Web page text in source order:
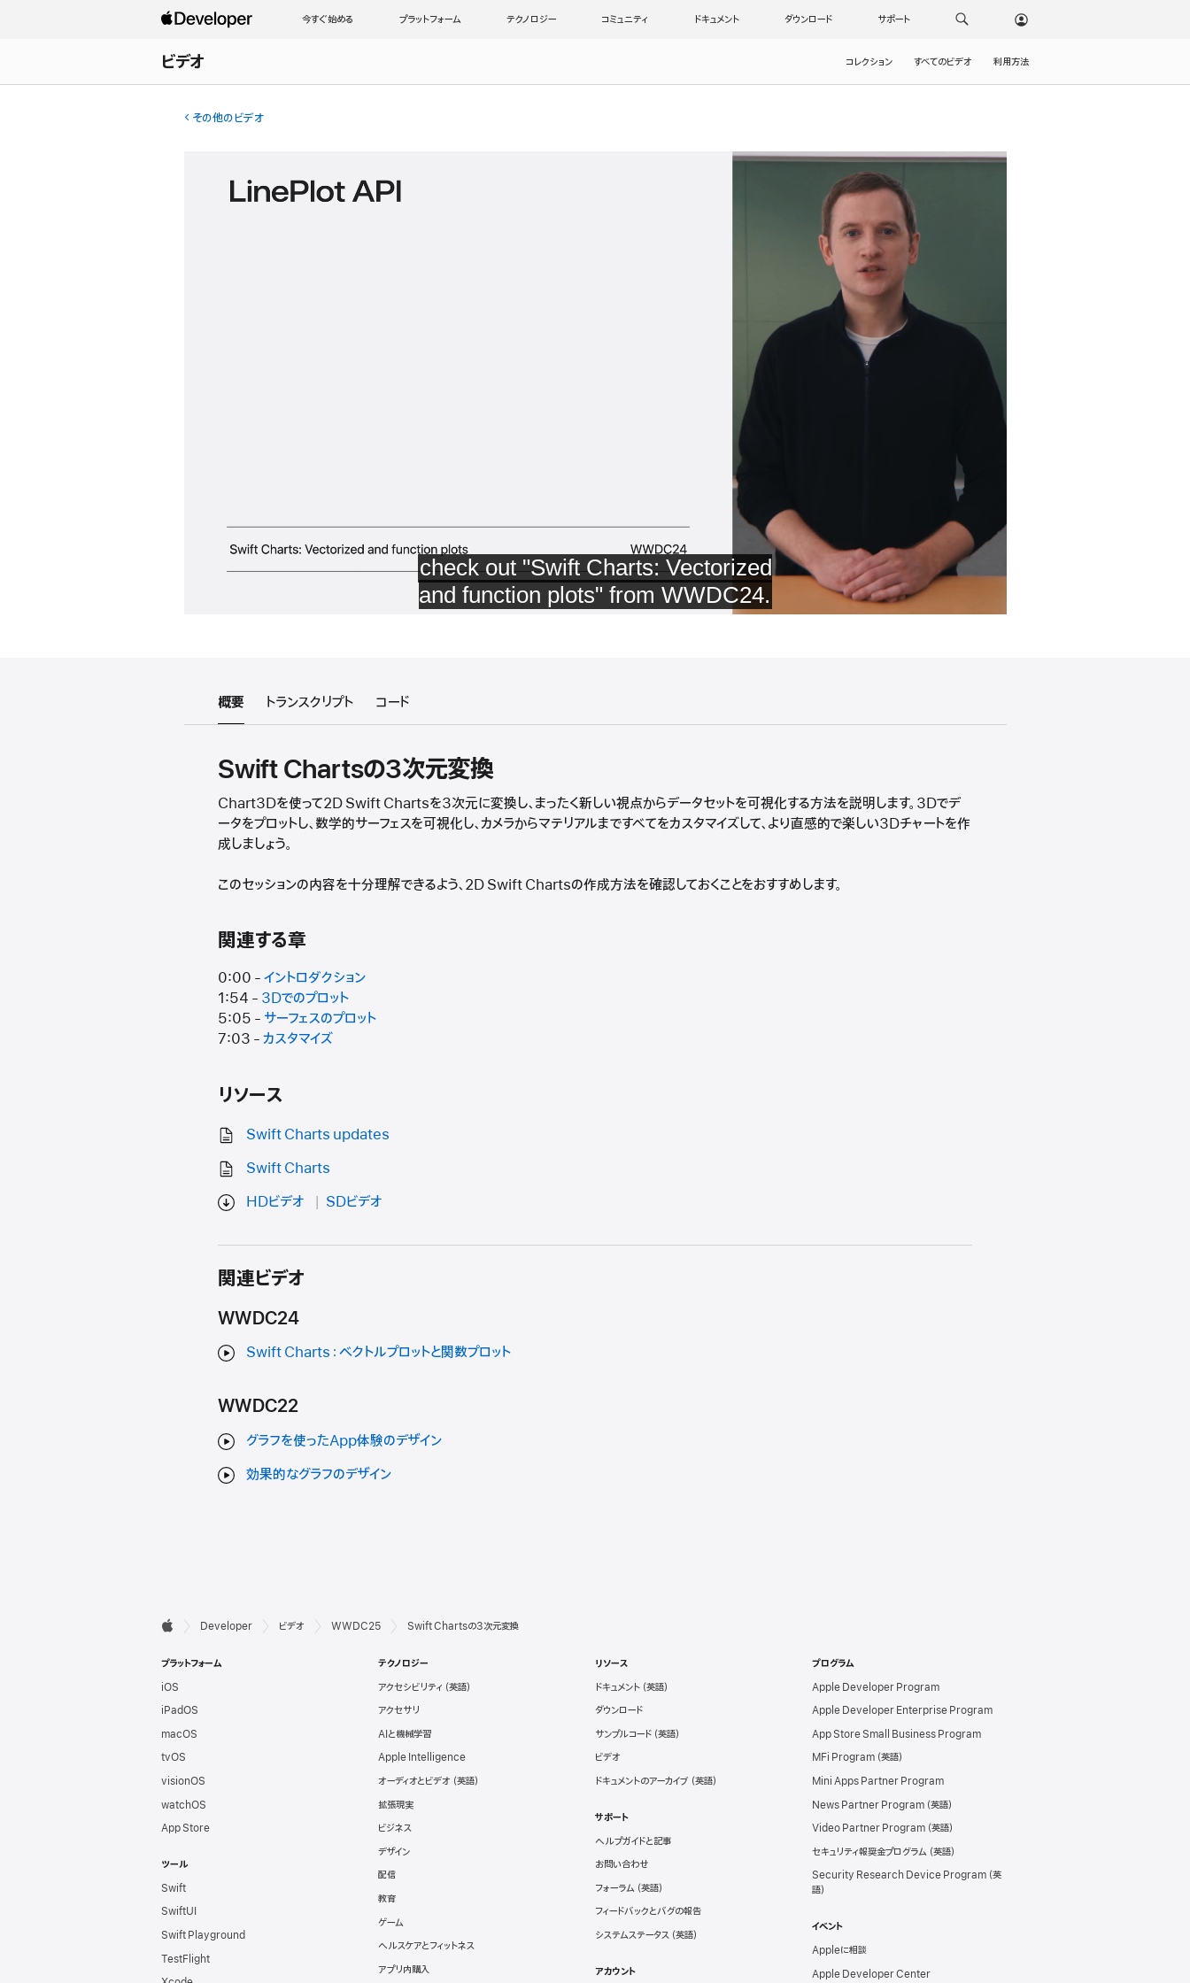
今すぐ始める プラットフォーム テクノロジー コミュニティ ドキュメント ダウンロード サポート
ビデオ コレクション すべてのビデオ 利用方法
その他のビデオ
概要 トランスクリプト コード
Swift Chartsの3次元変換
Chart3Dを使って2D Swift Chartsを3次元に変換し、まったく新しい視点からデータセットを可視化する方法を説明します。3Dでデ
ータをプロットし、数学的サーフェスを可視化し、カメラからマテリアルまですべてをカスタマイズして、より直感的で楽しい3Dチャートを作
成しましょう。
このセッションの内容を十分理解できるよう、2D Swift Chartsの作成方法を確認しておくことをおすすめします。
関連する章
0:00 -イントロダクション
1:54 - 3Dでのプロット
5:05 - サーフェスのプロット
7:03 -カスタマイズ
リソース
Swift Charts updates
Swift Charts
HDビデオ
SDビデオ
関連ビデオ
WWDC24
Swift Charts：ベクトルプロットと関数プロット
WWDC22
グラフを使ったApp体験のデザイン
効果的なグラフのデザイン
デ
ベ
ロ
ッ
パ
向
け
フ
ッ

Developer ビデオ WWDC25 Swift Chartsの3次元変換
プラットフォーム
iOS
iPadOS
macOS
tvOS
visionOS
watchOS
App Store
ツール
Swift
SwiftUI
Swift Playground
TestFlight
テクノロジー
アクセシビリティ
アクセサリ
AIと機械学習
Apple Intelligence
オーディオとビデオ
拡張現実
ビジネス
デザイン
配信
教育
ゲーム
ヘルスケアとフィットネス
アプリ内購入
リソース
ドキュメント
ダウンロード
サンプルコード
ビデオ
ドキュメントのアーカイブ
サポート
ヘルプガイドと記事
お問い合わせ
フォーラム
フィードバックとバグの報告
システムステータス
アカウント
プログラム
Apple Developer Program
Apple Developer Enterprise Program
App Store Small Business Program
MFi Program
Mini Apps Partner Program
News Partner Program
Video Partner Program
セキュリティ報奨金プログラム
Security Research Device Program
イベント
Appleに相談
Apple Developer Center